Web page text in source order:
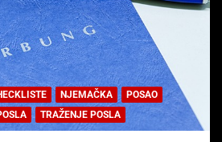
NJEMAČKA
POSAO
TRAŽENJE POSLA